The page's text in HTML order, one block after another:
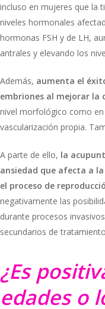
incluso en mujeres que la
niveles hormonales
hormonas FSH y de LH,
antrales y elevando los
Además, aumenta el
embriones al mejorar la
nivel morfológico como
vascularización propia.
A parte de ello, la
ansiedad que afecta a
el proceso de
negativamente las
durante procesos
secundarios de
¿Es
edades o